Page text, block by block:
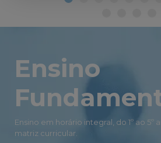
Ensino
Ensino em horário integral, do 1º ao 5º
matriz curricular.